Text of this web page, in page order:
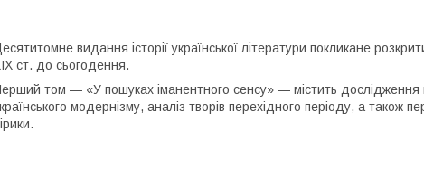
видання історії української літератури покликане
ст. до сьогодення.
том — «У пошуках іманентного сенсу» — містить дослідження
модернізму, аналіз творів перехідного періоду, а також